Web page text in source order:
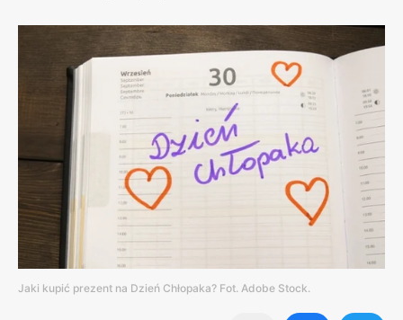
Jaki kupić prezent na Dzień Chłopaka? Fot. Adobe Stock.